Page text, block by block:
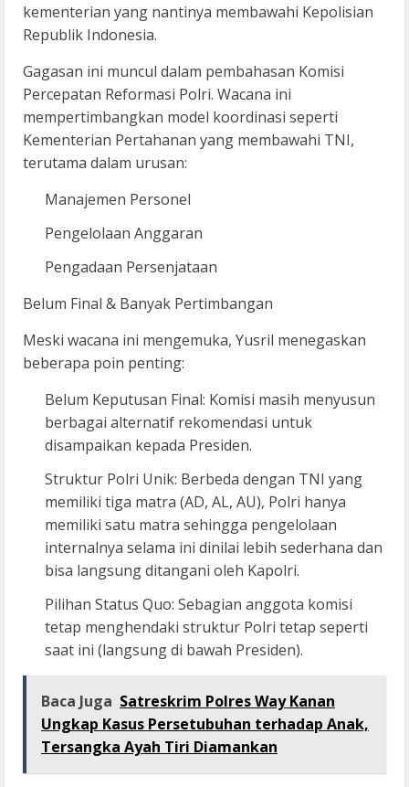
kementerian yang nantinya membawahi Kepolisian
Republik Indonesia.
Gagasan ini muncul dalam pembahasan Komisi
Percepatan Reformasi Polri. Wacana ini
mempertimbangkan model koordinasi seperti
Kementerian Pertahanan yang membawahi TNI,
terutama dalam urusan:
Manajemen Personel
Pengelolaan Anggaran
Pengadaan Persenjataan
Belum Final & Banyak Pertimbangan
Meski wacana ini mengemuka, Yusril menegaskan
beberapa poin penting:
Belum Keputusan Final: Komisi masih menyusun
berbagai alternatif rekomendasi untuk
disampaikan kepada Presiden.
Struktur Polri Unik: Berbeda dengan TNI yang
memiliki tiga matra (AD, AL, AU), Polri hanya
memiliki satu matra sehingga pengelolaan
internalnya selama ini dinilai lebih sederhana dan
bisa langsung ditangani oleh Kapolri.
Pilihan Status Quo: Sebagian anggota komisi
tetap menghendaki struktur Polri tetap seperti
saat ini (langsung di bawah Presiden).
Baca Juga Satreskrim Polres Way Kanan
Ungkap Kasus Persetubuhan terhadap Anak,
Tersangka Ayah Tiri Diamankan